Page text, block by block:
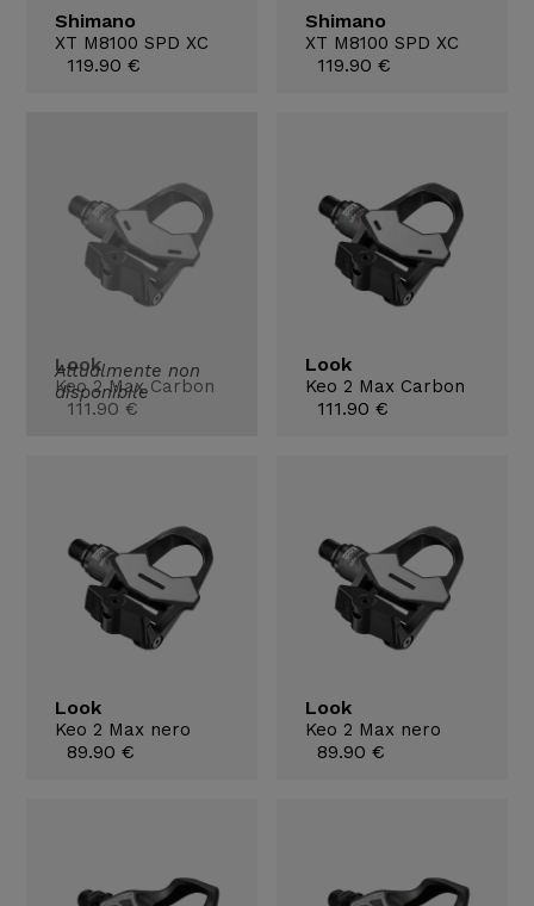
Shimano
XT M8100 SPD XC
119.90 €
Shimano
XT M8100 SPD XC
119.90 €
Look
Keo 2 Max Carbon
111.90 €
Attualmente non
disponibile
Look
Keo 2 Max Carbon
111.90 €
Look
Keo 2 Max nero
89.90 €
Look
Keo 2 Max nero
89.90 €